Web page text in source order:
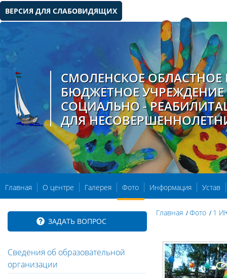
ВЕРСИЯ ДЛЯ СЛАБОВИДЯЩИХ
СМОЛЕНСКОЕ ОБЛАСТНОЕ
БЮДЖЕТНОЕ
СОЦИАЛЬНО -
ДЛЯ
Главная О центре Галерея Фото Информация Устав
ЗАДАТЬ ВОПРОС
Сведения об образовательной
организации
Главная Фото 1